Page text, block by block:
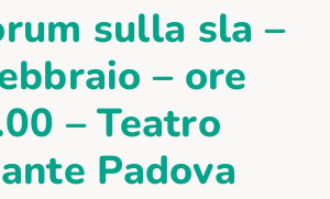
sulla sla –
– ore
– Teatro
Padova